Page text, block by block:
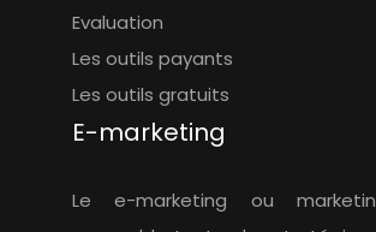
Evaluation
Les outils payants
Les outils gratuits
E-marketing
Le e-marketing ou